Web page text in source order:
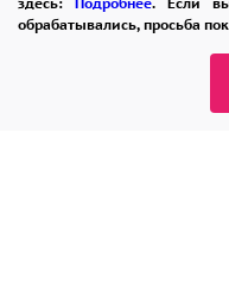
обрабатывались, просьба
8